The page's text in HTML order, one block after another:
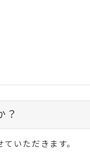
？
いただきます。